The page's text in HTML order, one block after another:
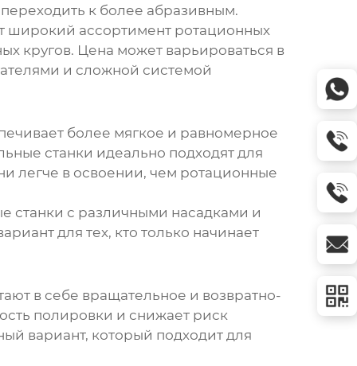
к более абразивным.
ассортимент ротационных
кругов. Цена может варьироваться в
и сложной системой
более мягкое и равномерное
станки идеально подходят для
легче в освоении, чем ротационные
станки с различными насадками и
для тех, кто только начинает
в себе вращательное и возвратно-
полировки и снижает риск
вариант, который подходит для